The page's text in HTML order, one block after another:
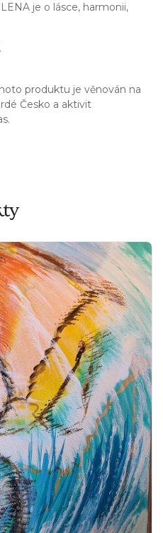
je o lásce, harmonii,
produktu je věnován na
Česko a aktivit